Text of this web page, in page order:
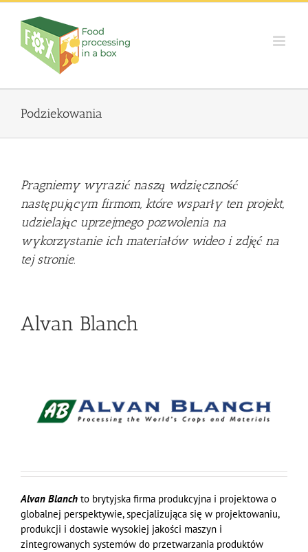
Skip
content
Podziekowania
Pragniemy wyrazić naszą wdzięczność
następującym firmom, które wsparły ten projekt,
udzielając uprzejmego pozwolenia na
wykorzystanie ich materiałów wideo i zdjęć na
tej stronie.
Alvan Blanch
Alvan Blanch to brytyjska firma produkcyjna i projektowa o
globalnej perspektywie, specjalizująca się w projektowaniu,
produkcji i dostawie wysokiej jakości maszyn i
zintegrowanych systemów do przetwarzania produktów